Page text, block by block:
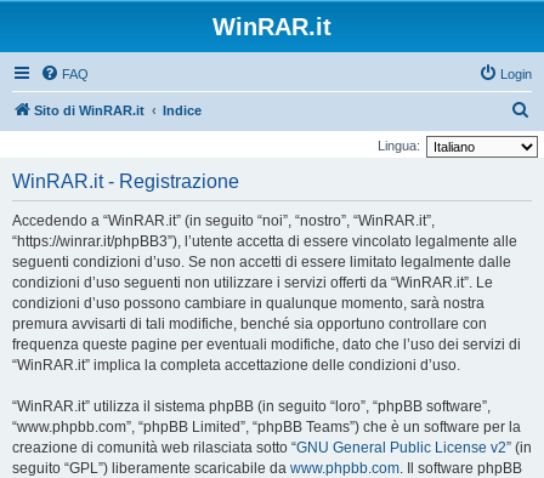
WinRAR.it
FAQ Login
Sito di WinRAR.it Indice
e
Lingua:
WinRAR.it - Registrazione
Accedendo a “WinRAR.it” (in seguito “noi”, “nostro”, “WinRAR.it”,
“https://winrar.it/phpBB3”), l’utente accetta di essere vincolato legalmente alle
seguenti condizioni d’uso. Se non accetti di essere limitato legalmente dalle
condizioni d’uso seguenti non utilizzare i servizi offerti da “WinRAR.it”. Le
condizioni d’uso possono cambiare in qualunque momento, sarà nostra
premura avvisarti di tali modifiche, benché sia opportuno controllare con
frequenza queste pagine per eventuali modifiche, dato che l’uso dei servizi di
“WinRAR.it” implica la completa accettazione delle condizioni d’uso.
“WinRAR.it” utilizza il sistema phpBB (in seguito “loro”, “phpBB software”,
“www.phpbb.com”, “phpBB Limited”, “phpBB Teams”) che è un software per la
creazione di comunità web rilasciata sotto “GNU General Public License v2” (in
seguito “GPL”) liberamente scaricabile da www.phpbb.com. Il software phpBB